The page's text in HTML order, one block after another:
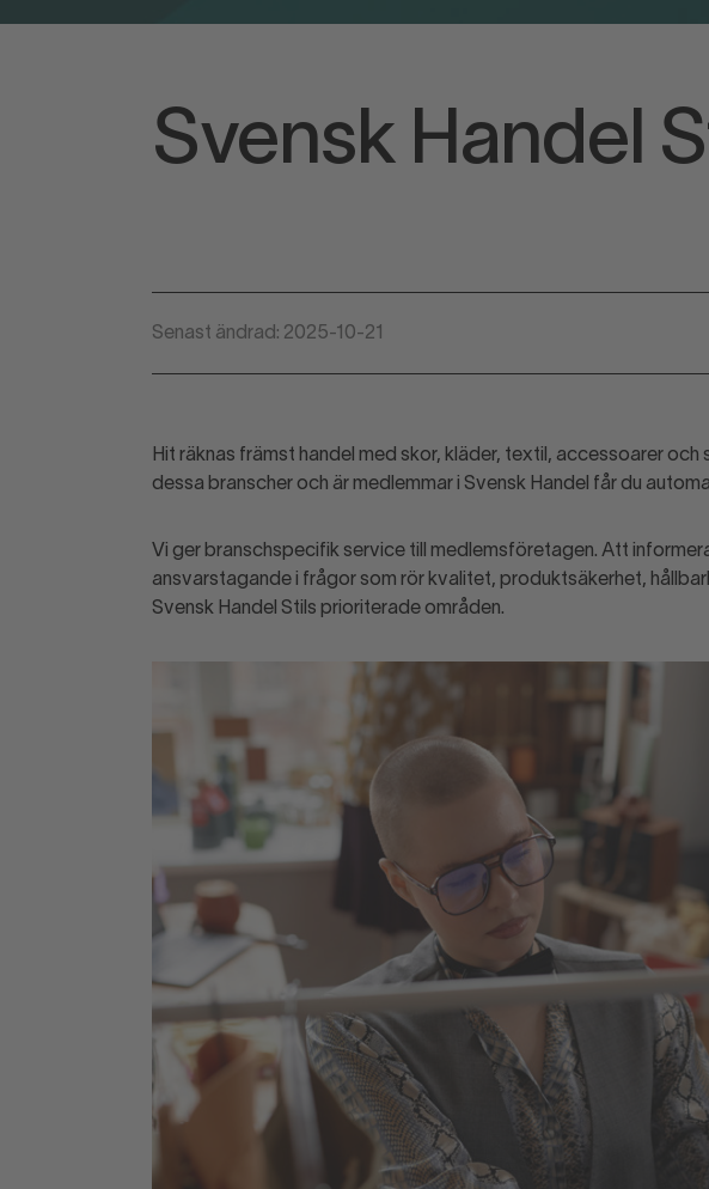
Svensk Handel
Senast ändrad: 2025-10-21
Hit räknas främst handel med skor, kläder, textil, accessoarer
dessa branscher och är medlemmar i Svensk Handel får du
Vi ger branschspecifik service till medlemsföretagen. Att
ansvarstagande i frågor som rör kvalitet, produktsäkerhet,
Svensk Handel Stils prioriterade områden.